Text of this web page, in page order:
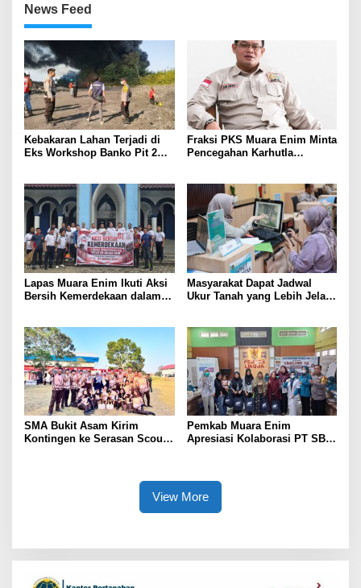
News Feed
Kebakaran Lahan Terjadi di
Eks Workshop Banko Pit 2
Fraksi PKS Muara Enim Minta
Pencegahan Karhutla
Lapas Muara Enim Ikuti Aksi
Bersih Kemerdekaan dalam
Masyarakat Dapat Jadwal
Ukur Tanah yang Lebih Jelas
SMA Bukit Asam Kirim
Kontingen ke Serasan Scout
Pemkab Muara Enim
Apresiasi Kolaborasi PT SBS
View More